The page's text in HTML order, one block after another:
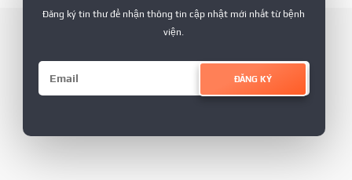
Đăng ký tin thư để nhận thông tin cập nhật mới nhất từ bệnh
viện.
ĐĂNG KÝ